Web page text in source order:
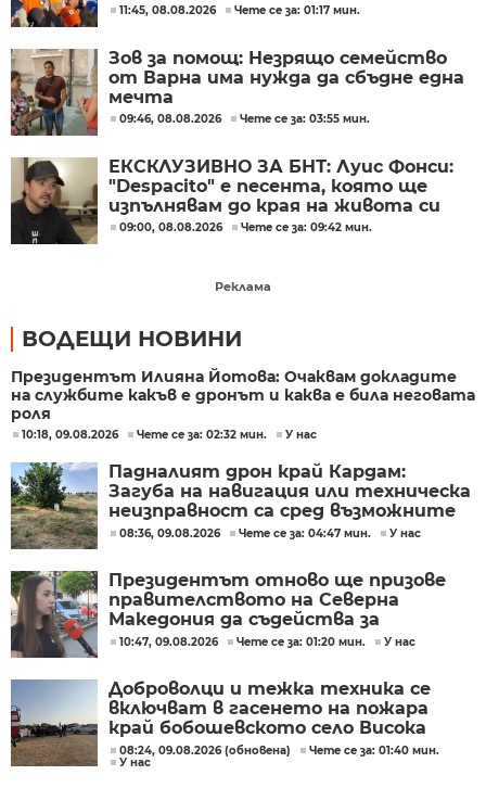
11:45, 08.08.2026 Чете се за: 01:17 мин.
Зов за помощ: Незрящо семейство
от Варна има нужда да сбъдне една
мечта
09:46, 08.08.2026 Чете се за: 03:55 мин.
ЕКСКЛУЗИВНО ЗА БНТ: Луис Фонси:
"Despacito" е песента, която ще
изпълнявам до края на живота си
09:00, 08.08.2026 Чете се за: 09:42 мин.
Реклама
ВОДЕЩИ НОВИНИ
Президентът Илияна Йотова: Очаквам докладите
на службите какъв е дронът и каква е била неговата
роля
10:18, 09.08.2026 Чете се за: 02:32 мин. У нас
Падналият дрон край Кардам:
Загуба на навигация или техническа
неизправност са сред възможните
причини
08:36, 09.08.2026 Чете се за: 04:47 мин. У нас
Президентът отново ще призове
правителството на Северна
Македония да съдейства за
лечението на Ива Михайлова
10:47, 09.08.2026 Чете се за: 01:20 мин. У нас
Доброволци и тежка техника се
включват в гасенето на пожара
край бобошевското село Висока
могила
08:24, 09.08.2026 (обновена)
Чете се за: 01:40 мин.
У нас